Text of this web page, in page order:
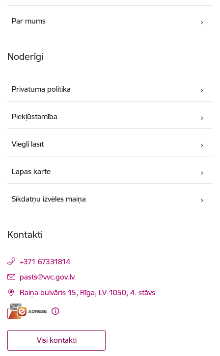
Par mums
Noderīgi
Privātuma politika
Piekļūstamība
Viegli lasīt
Lapas karte
Sīkdatņu izvēles maiņa
Kontakti
+371 67331814
E-pasts:
pasts@vvc.gov.lv
Raiņa bulvāris 15, Rīga, LV-1050, 4. stāvs
Visi kontakti